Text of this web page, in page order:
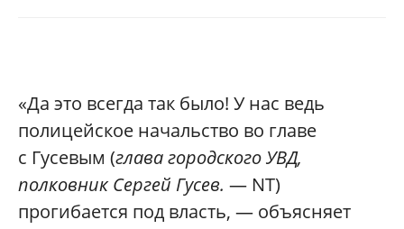
«Да это всегда так было! У нас ведь
полицейское начальство во главе
с Гусевым (глава городского УВД,
полковник Сергей Гусев. — NT)
прогибается под власть, — объясняет